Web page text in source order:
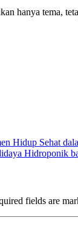
hanya tema,
Hidup Sehat
Hidroponik
fields are